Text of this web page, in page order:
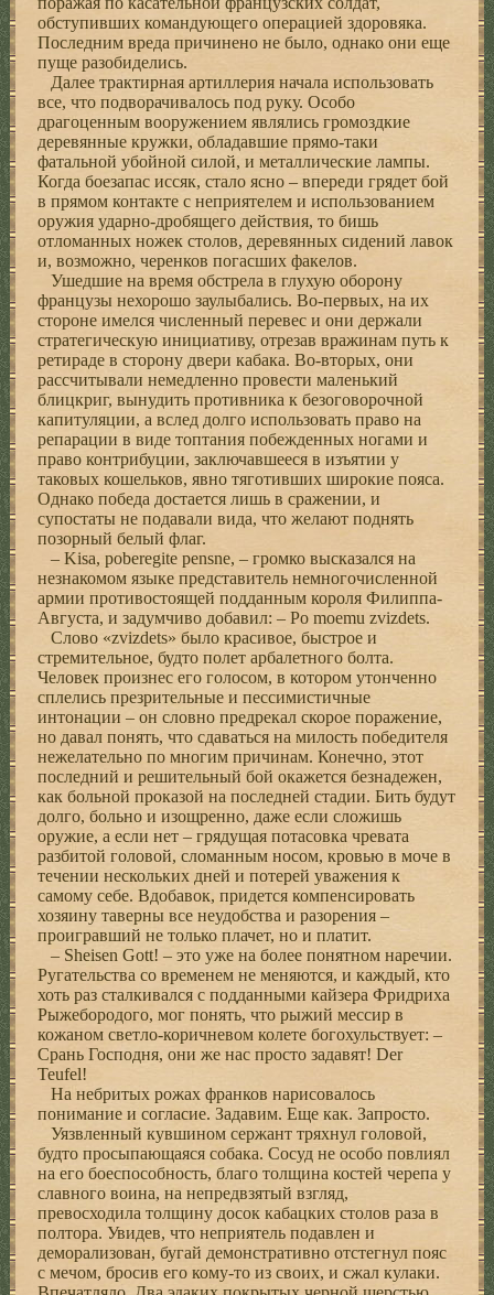
обступивших командующего операцией здоровяка.
Последним вреда причинено не было, однако они еще
пуще разобиделись.
Далее трактирная артиллерия начала использовать
все, что подворачивалось под руку. Особо
драгоценным вооружением являлись громоздкие
деревянные кружки, обладавшие прямо-таки
фатальной убойной силой, и металлические лампы.
Когда боезапас иссяк, стало ясно – впереди грядет бой
в прямом контакте с неприятелем и использованием
оружия ударно-дробящего действия, то бишь
отломанных ножек столов, деревянных сидений лавок
и, возможно, черенков погасших факелов.
Ушедшие на время обстрела в глухую оборону
французы нехорошо заулыбались. Во-первых, на их
стороне имелся численный перевес и они держали
стратегическую инициативу, отрезав вражинам путь к
ретираде в сторону двери кабака. Во-вторых, они
рассчитывали немедленно провести маленький
блицкриг, вынудить противника к безоговорочной
капитуляции, а вслед долго использовать право на
репарации в виде топтания побежденных ногами и
право контрибуции, заключавшееся в изъятии у
таковых кошельков, явно тяготивших широкие пояса.
Однако победа достается лишь в сражении, и
супостаты не подавали вида, что желают поднять
позорный белый флаг.
– Kisa, poberegite pensne, – громко высказался на
незнакомом языке представитель немногочисленной
армии противостоящей подданным короля Филиппа-
Августа, и задумчиво добавил: – Po moemu zvizdets.
Слово «zvizdets» было красивое, быстрое и
стремительное, будто полет арбалетного болта.
Человек произнес его голосом, в котором утонченно
сплелись презрительные и пессимистичные
интонации – он словно предрекал скорое поражение,
но давал понять, что сдаваться на милость победителя
нежелательно по многим причинам. Конечно, этот
последний и решительный бой окажется безнадежен,
как больной проказой на последней стадии. Бить будут
долго, больно и изощренно, даже если сложишь
оружие, а если нет – грядущая потасовка чревата
разбитой головой, сломанным носом, кровью в моче в
течении нескольких дней и потерей уважения к
самому себе. Вдобавок, придется компенсировать
хозяину таверны все неудобства и разорения –
проигравший не только плачет, но и платит.
– Sheisen Gott! – это уже на более понятном наречии.
Ругательства со временем не меняются, и каждый, кто
хоть раз сталкивался с подданными кайзера Фридриха
Рыжебородого, мог понять, что рыжий мессир в
кожаном светло-коричневом колете богохульствует: –
Срань Господня, они же нас просто задавят! Der
Teufel!
На небритых рожах франков нарисовалось
понимание и согласие. Задавим. Еще как. Запросто.
Уязвленный кувшином сержант тряхнул головой,
будто просыпающаяся собака. Сосуд не особо повлиял
на его боеспособность, благо толщина костей черепа у
славного воина, на непредвзятый взгляд,
превосходила толщину досок кабацких столов раза в
полтора. Увидев, что неприятель подавлен и
деморализован, бугай демонстративно отстегнул пояс
с мечом, бросив его кому-то из своих, и сжал кулаки.